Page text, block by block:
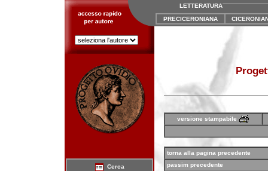
LETTERATURA
PRECICERONIANA
Cerca
versione stampabile
torna alla pagina precedente
passim precedente